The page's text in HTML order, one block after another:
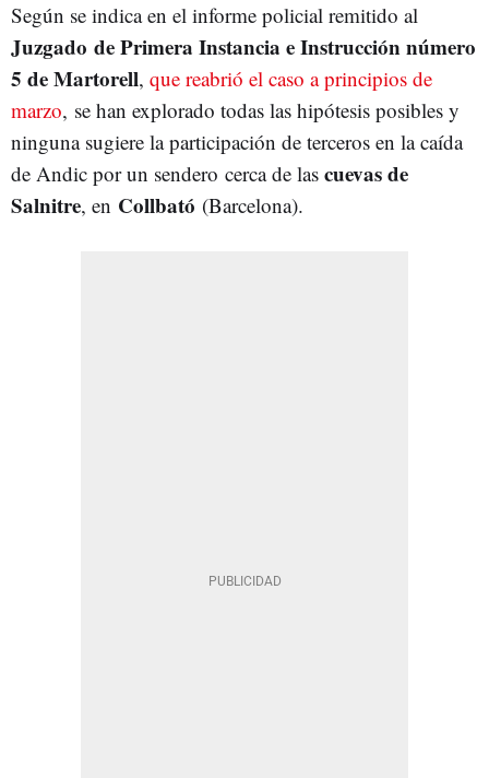
Según se indica en el informe policial remitido al
Juzgado de Primera Instancia e Instrucción número
5 de Martorell, que reabrió el caso a principios de
marzo, se han explorado todas las hipótesis posibles y
ninguna sugiere la participación de terceros en la caída
de Andic por un sendero cerca de las cuevas de
Salnitre, en Collbató (Barcelona).